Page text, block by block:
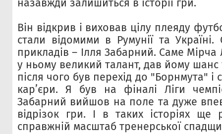
назавжди залишиться в історії гри.
Він відкрив і виховав цілу плеяду
стали відомими в Румунії та
прикладів – Ілля Забарний. Саме Мірча
у ньому великий талант, дав йому шанс
після чого був перехід до "Борнмута" і
кар’єри. Я був на фіналі Ліги
Забарний вийшов на поле та дуже
відрізок гри. І в таких історіях ще
справжній масштаб тренерської